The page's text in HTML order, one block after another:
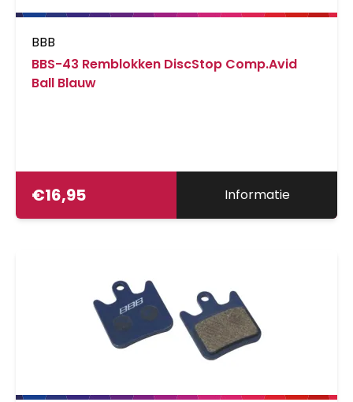
BBB
BBS-43 Remblokken DiscStop Comp.Avid
Ball Blauw
€16,95 Informatie